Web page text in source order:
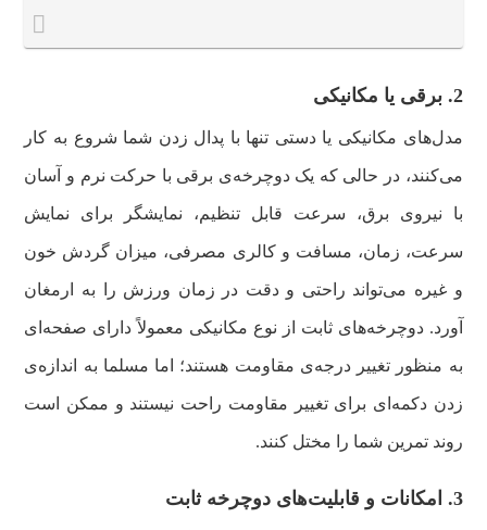
2. برقی یا مکانیکی
مدل‌های مکانیکی یا دستی تنها با پدال زدن شما شروع به کار
می‌کنند، در حالی که یک دوچرخه‌ی برقی با حرکت نرم و آسان
با نیروی برق، سرعت قابل تنظیم، نمایشگر برای نمایش
سرعت، زمان، مسافت و کالری مصرفی، میزان گردش خون
و غیره می‌تواند راحتی و دقت در زمان ورزش را به ارمغان
آورد. دوچرخه‌های ثابت از نوع مکانیکی معمولاً دارای صفحه‌ای
به منظور تغییر درجه‌ی مقاومت هستند؛ اما مسلما به اندازه‌ی
زدن دکمه‌ای برای تغییر مقاومت راحت نیستند و ممکن است
روند تمرین شما را مختل کنند.
3. امکانات و قابلیت‌های دوچرخه ثابت